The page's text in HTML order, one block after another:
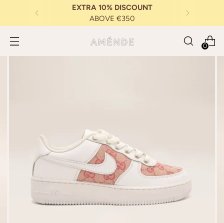
0
EXTRA 10% DISCOUNT
ABOVE €350